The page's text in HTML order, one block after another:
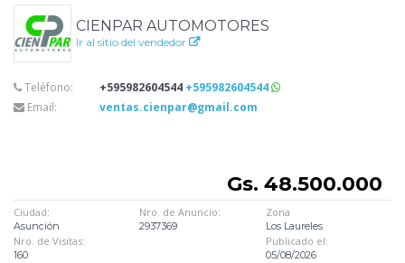
CIENPAR AUTOMOTORES
Ir al sitio del vendedor
Teléfono: +595982604544 +595982604544
Email:
ventas.cienpar@gmail.com
Gs. 48.500.000
Ciudad:
Asunción
Nro. de Anuncio:
2937369
Zona
Los Laureles
Nro. de Visitas:
160
Publicado el:
05/08/2026